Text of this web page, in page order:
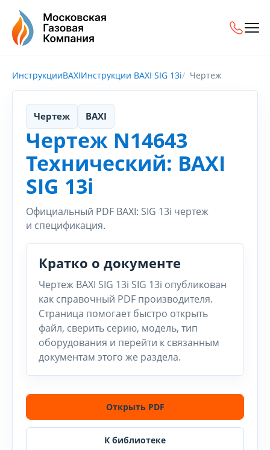
ИнструкцииBAXIИнструкции BAXI SIG 13i Чертеж
Чертеж BAXI
Чертеж N14643
Технический: BAXI
SIG 13i
Официальный PDF BAXI: SIG 13i чертеж
и спецификация.
Кратко о документе
Чертеж BAXI SIG 13i SIG 13i опубликован
как справочный PDF производителя.
Страница помогает быстро открыть
файл, сверить серию, модель, тип
оборудования и перейти к связанным
документам этого же раздела.
Открыть PDF
К библиотеке